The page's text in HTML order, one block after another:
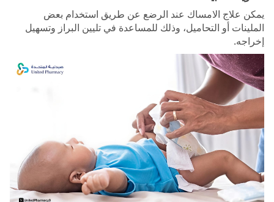
يمكن علاج الامساك عند الرضع عن طريق استخدام بعض
الملينات أو التحاميل، وذلك للمساعدة في تليين البراز وتسهيل
إخراجه.